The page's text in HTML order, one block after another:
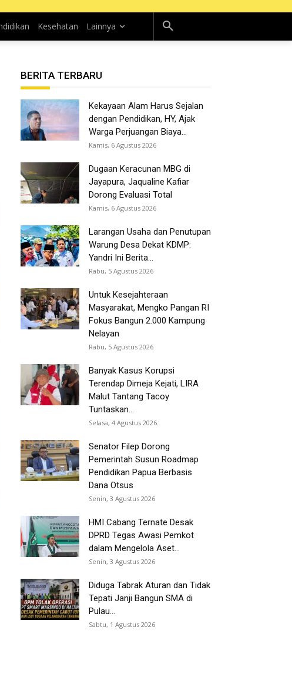
Kesehatan Lainnya
BERITA TERBARU
Kekayaan Alam Harus Sejalan
dengan Pendidikan, HY, Ajak
Warga Perjuangan Biaya...
Kamis, 6 Agustus 2026
Dugaan Keracunan MBG di
Jayapura, Jaqualine Kafiar
Dorong Evaluasi Total
Kamis, 6 Agustus 2026
Larangan Usaha dan Penutupan
Warung Desa Dekat KDMP:
Yandri Ini Berita...
Rabu, 5 Agustus 2026
Untuk Kesejahteraan
Masyarakat, Mengko Pangan RI
Fokus Bangun 2.000 Kampung
Nelayan
Rabu, 5 Agustus 2026
Banyak Kasus Korupsi
Terendap Dimeja Kejati, LIRA
Malut Tantang Tacoy
Tuntaskan...
Selasa, 4 Agustus 2026
Senator Filep Dorong
Pemerintah Susun Roadmap
Pendidikan Papua Berbasis
Dana Otsus
Senin, 3 Agustus 2026
HMI Cabang Ternate Desak
DPRD Tegas Awasi Pemkot
dalam Mengelola Aset...
Senin, 3 Agustus 2026
Diduga Tabrak Aturan dan Tidak
Tepati Janji Bangun SMA di
Pulau...
Sabtu, 1 Agustus 2026